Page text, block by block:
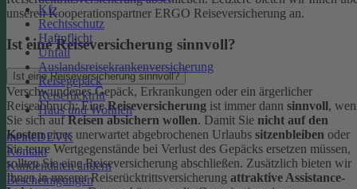
Kfz
Rechtsschutz
Haftpflicht
Unfall
Auslandsreisekrankenversicherung
Reisegepäck
Reiserücktritt
Haus und Wohnen
meineDEVK
Kontakt
Kundendaten ändern
Bescheinigungen
unseren Kooperationspartner ERGO Reiseversicherung an.
Ist eine Reiseversicherung sinnvoll?
Ist eine Reiseversicherung sinnvoll?
Verschwundenes Gepäck, Erkrankungen oder ein ärgerlicher
Reiseabbruch: EineReiseversicherung ist immer dann sinnvoll,
Sie sich aufReisen absichern wollen. Damit Sie nicht auf den
Kosteneines unerwartet abgebrochenen Urlaubs sitzenbleiben oder
Sie teure Wertgegenstände bei Verlust des Gepäcks ersetzen müssen,
sollten Sie eine Reiseversicherung abschließen. Zusätzlich bieten wir
Ihnen in unserer Reiserücktrittsversicherung attraktive Assistance-